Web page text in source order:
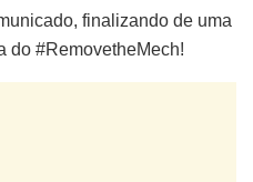
finalizando de uma
do #RemovetheMech!